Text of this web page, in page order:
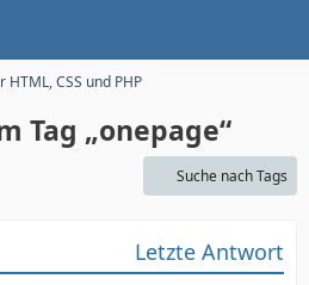
CSS und PHP
Tag „onepage“
Suche nach Tags
Letzte Antwort